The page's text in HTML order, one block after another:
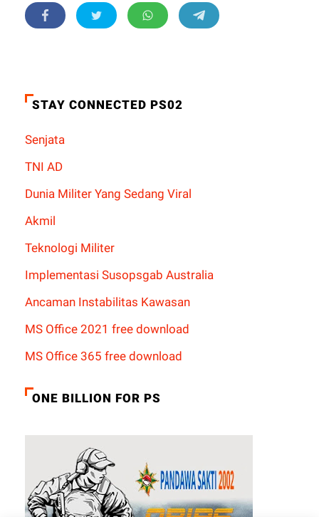
STAY CONNECTED PS02
Senjata
TNI AD
Dunia Militer Yang Sedang Viral
Akmil
Teknologi Militer
Implementasi Susopsgab Australia
Ancaman Instabilitas Kawasan
MS Office 2021 free download
MS Office 365 free download
ONE BILLION FOR PS